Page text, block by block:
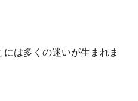
は多くの迷いが生まれま